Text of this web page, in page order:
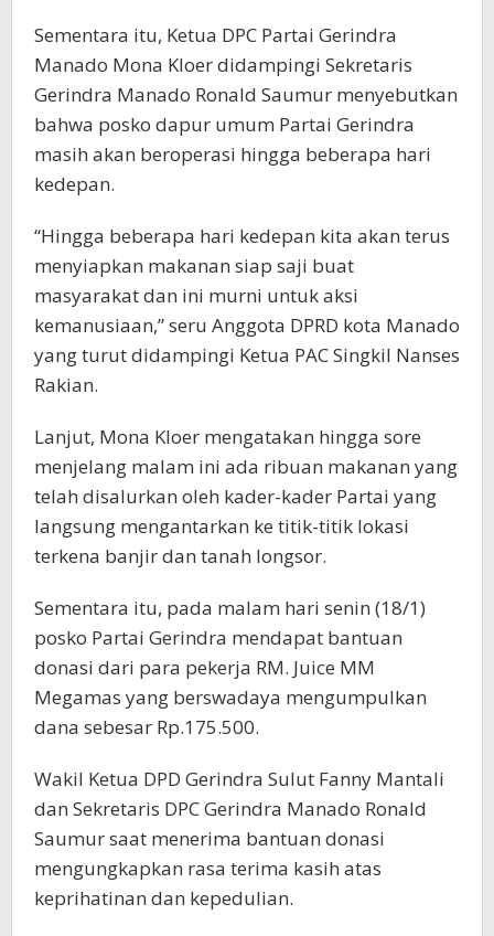
Sementara itu, Ketua DPC Partai Gerindra
Manado Mona Kloer didampingi Sekretaris
Gerindra Manado Ronald Saumur menyebutkan
bahwa posko dapur umum Partai Gerindra
masih akan beroperasi hingga beberapa hari
kedepan.
“Hingga beberapa hari kedepan kita akan terus
menyiapkan makanan siap saji buat
masyarakat dan ini murni untuk aksi
kemanusiaan,” seru Anggota DPRD kota Manado
yang turut didampingi Ketua PAC Singkil Nanses
Rakian.
Lanjut, Mona Kloer mengatakan hingga sore
menjelang malam ini ada ribuan makanan yang
telah disalurkan oleh kader-kader Partai yang
langsung mengantarkan ke titik-titik lokasi
terkena banjir dan tanah longsor.
Sementara itu, pada malam hari senin (18/1)
posko Partai Gerindra mendapat bantuan
donasi dari para pekerja RM. Juice MM
Megamas yang berswadaya mengumpulkan
dana sebesar Rp.175.500.
Wakil Ketua DPD Gerindra Sulut Fanny Mantali
dan Sekretaris DPC Gerindra Manado Ronald
Saumur saat menerima bantuan donasi
mengungkapkan rasa terima kasih atas
keprihatinan dan kepedulian.